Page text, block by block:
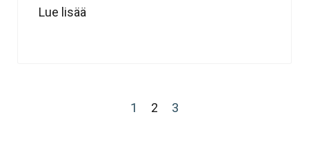
Lue lisää
1 2 3